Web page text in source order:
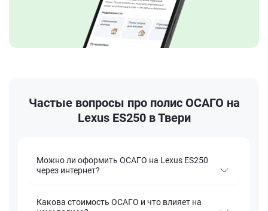
Частые вопросы про полис ОСАГО на
Lexus ES250 в Твери
Можно ли оформить ОСАГО на Lexus ES250
через интернет?
Какова стоимость ОСАГО и что влияет на